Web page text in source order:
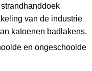
van de industrie
katoenen badlakens.
en ongeschoolde